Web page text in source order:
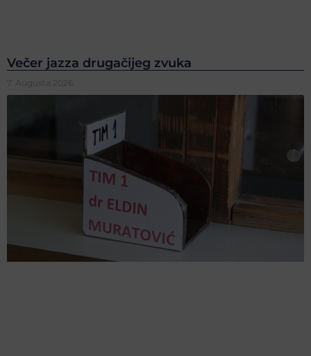
Večer jazza drugačijeg zvuka
7. Augusta 2026.